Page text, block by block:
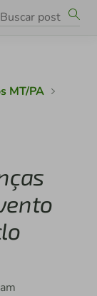
MT/PA